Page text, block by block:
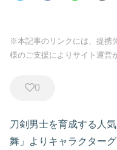
※本記事のリンクには、提携
様のご支援によりサイト運営
0
刀剣男士を育成する人
舞」よりキャラクター